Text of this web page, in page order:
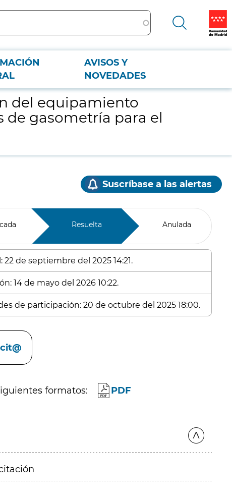
AVISOS Y
NOVEDADES
gasometría para el Hospital Universitario La Paz
del equipamiento
de gasometría para el
Suscríbase a las alertas
Resuelta Anulada
de septiembre del 2025 14:21.
14 de mayo del 2026 10:22.
de participación: 20 de octubre del 2025 18:00.
formatos: PDF